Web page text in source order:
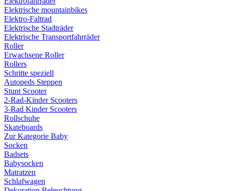
Elektrische mountainbikes
Elektro-Faltrad
Elektrische Stadträder
Elektrische Transportfahrräder
Roller
Erwachsene Roller
Rollers
Schritte speziell
Autopeds Steppen
Stunt Scooter
2-Rad-Kinder Scooters
3-Rad Kinder Scooters
Rollschuhe
Skateboards
Zur Kategorie Baby
Socken
Badsets
Babysocken
Matratzen
Schlafwagen